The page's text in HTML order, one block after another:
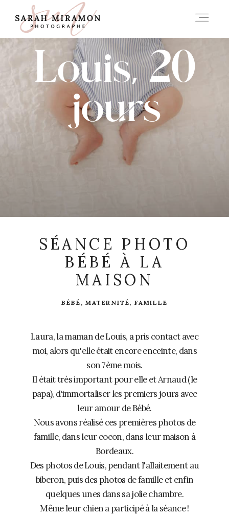
Louis, 20
jours
SÉANCE PHOTO
BÉBÉ À LA
MAISON
BÉBÉ ,MATERNITÉ, FAMILLE
Laura, la maman de Louis, a pris contact avec
moi, alors qu'elle était encore enceinte, dans
son 7ème mois.
Il était très important pour elle et Arnaud (le
papa), d'immortaliser les premiers jours avec
leur amour de Bébé.
Nous avons réalisé ces premières photos de
famille, dans leur cocon, dans leur maison à
Bordeaux.
Des photos de Louis, pendant l'allaitement au
biberon, puis des photos de famille et enfin
quelques unes dans sa jolie chambre.
Même leur chien a participé à la séance !
A PROPOS
INFOS
HISTOIRES